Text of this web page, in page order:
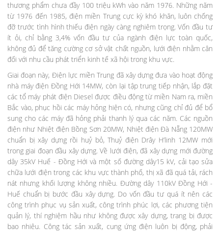
thương phẩm chưa đầy 100 triệu kWh vào năm 1976. Những năm
từ 1976 đến 1985, điện miền Trung cực kỳ khó khăn, luôn chống
đỡ trước tình hình thiếu điện ngày càng nghiêm trọng. Vốn đầu tư
ít ỏi, chỉ bằng 3,4% vốn đầu tư của ngành điện lực toàn quốc,
không đủ để tăng cường cơ sở vật chất nguồn, lưới điện nhằm cân
đối với nhu cầu phát triển kinh tế xã hội trong khu vực.
Giai đoạn này, Điện lực miền Trung đã xây dựng đưa vào hoạt động
nhà máy điện Đồng Hới 14MW, còn lại tập trung tiếp nhận, lắp đặt
các tổ máy phát điện Diesel được điều động từ miền Nam ra, miền
Bắc vào, phục hồi các máy hỏng hiện có, nhưng cũng chỉ đủ để bổ
sung cho các máy đã hỏng phải thanh lý qua các năm. Các nguồn
điện như Nhiệt điện Bồng Sơn 20MW, Nhiệt điện Đà Nẵng 120MW
chuẩn bị xây dựng rồi huỷ bỏ, Thuỷ điện Drây H’linh 12MW mới
trong giai đoạn đầu xây dựng. Về lưới điện, đã xây dựng mới đường
dây 35kV Huế - Đồng Hới và một số đường dây15 kV, cải tạo sửa
chữa lưới điện trong các khu vực thành phố, thị xã đã quá tải, rách
nát nhưng khối lượng không nhiều. Đường dây 110kV Đồng Hới -
Huế chuẩn bị bước đầu xây dựng. Do vốn đầu tư quá ít nên các
công trình phục vụ sản xuất, công trình phúc lợi, các phương tiện
quản lý, thí nghiệm hầu như không được xây dựng, trang bị được
bao nhiêu. Công tác sản xuất, cung ứng điện luôn bị động, phải